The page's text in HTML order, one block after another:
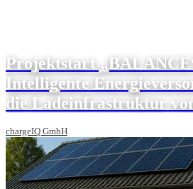
Projektstart
Intelligente
die Ladeinfrastruktur
chargeIQ GmbH